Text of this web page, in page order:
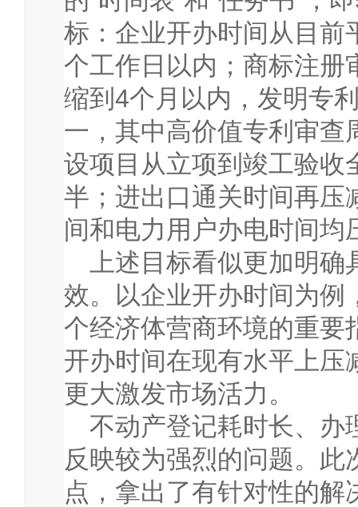
标：企业开办时间从目前
个工作日以内；商标注册
缩到 4个月以内，发明专
一，其中高价值专利审查
设项目从立项到竣工验收
半；进出口通关时间再压
间和电力用户办电时间均
上述目标看似更加明
效。以企业开办时间为例
个经济体营商环境的重要
开办时间在现有水平上压
更大激发市场活力。
不动产登记耗时长、办
反映较为强烈的问题。
点，拿出了有针对性的